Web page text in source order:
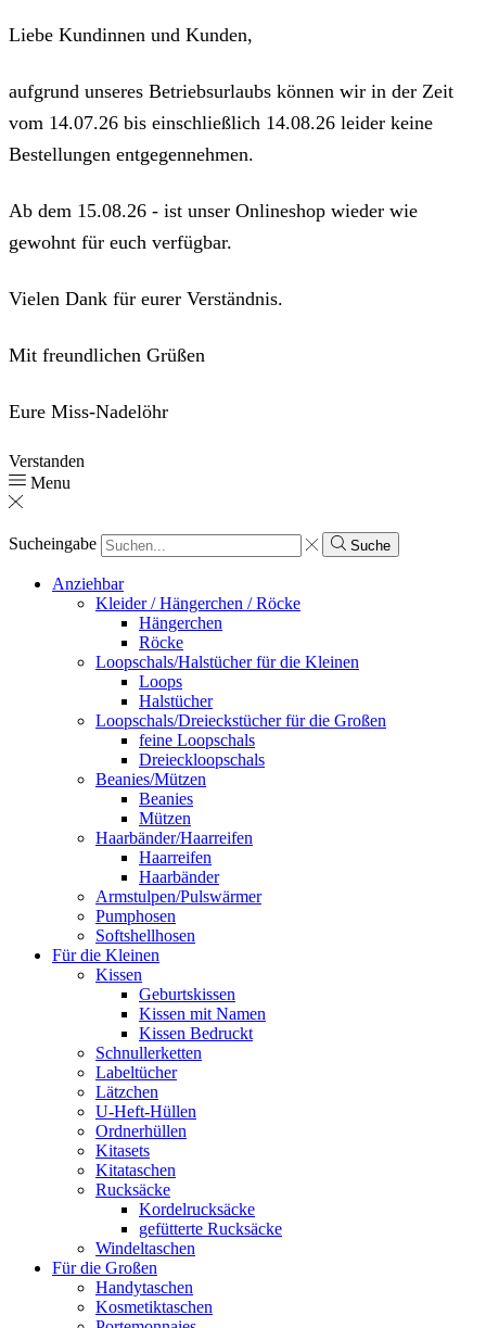
Liebe Kundinnen und Kunden,
aufgrund unseres Betriebsurlaubs können wir in der Zeit
vom 14.07.26 bis einschließlich 14.08.26 leider keine
Bestellungen entgegennehmen.
Ab dem 15.08.26 - ist unser Onlineshop wieder wie
gewohnt für euch verfügbar.
Vielen Dank für eurer Verständnis.
Mit freundlichen Grüßen
Eure Miss-Nadelöhr
Verstanden
Menu
Sucheingabe Suche
Anziehbar
Kleider / Hängerchen / Röcke
Hängerchen
Röcke
Loopschals/Halstücher für die Kleinen
Loops
Halstücher
Loopschals/Dreieckstücher für die Großen
feine Loopschals
Dreieckloopschals
Beanies/Mützen
Beanies
Mützen
Haarbänder/Haarreifen
Haarreifen
Haarbänder
Armstulpen/Pulswärmer
Pumphosen
Softshellhosen
Für die Kleinen
Kissen
Geburtskissen
Kissen mit Namen
Kissen Bedruckt
Schnullerketten
Labeltücher
Lätzchen
U-Heft-Hüllen
Ordnerhüllen
Kitasets
Kitataschen
Rucksäcke
Kordelrucksäcke
gefütterte Rucksäcke
Windeltaschen
Für die Großen
Handytaschen
Kosmetiktaschen